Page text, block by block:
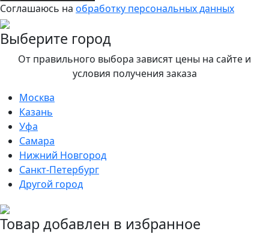
Соглашаюсь на обработку персональных данных
Выберите город
От правильного выбора зависят цены на сайте и
условия получения заказа
Москва
Казань
Уфа
Самара
Нижний Новгород
Санкт-Петербург
Другой город
Товар добавлен в избранное